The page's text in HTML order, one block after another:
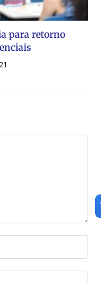
para retorno